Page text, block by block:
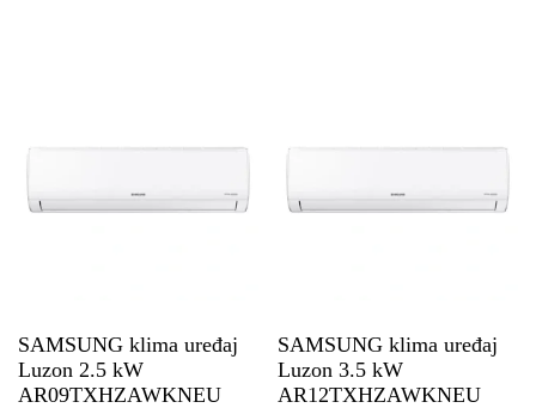
SAMSUNG klima uređaj
Luzon 2.5 kW
AR09TXHZAWKNEU
SAMSUNG klima uređaj
Luzon 3.5 kW
AR12TXHZAWKNEU